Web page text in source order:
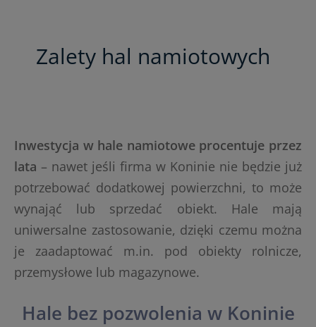
Zalety hal namiotowych
Inwestycja w hale namiotowe procentuje przez
lata – nawet jeśli firma w Koninie nie będzie już
potrzebować dodatkowej powierzchni, to może
wynająć lub sprzedać obiekt. Hale mają
uniwersalne zastosowanie, dzięki czemu można
je zaadaptować m.in. pod obiekty rolnicze,
przemysłowe lub magazynowe.
Hale bez pozwolenia w Koninie